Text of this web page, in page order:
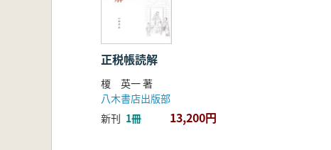
はじめに
一 伊豆国
二 但馬国
三 淡路国
四 駿河国
五 和泉監・尾張国・薩摩国・越前国
六 正月十四日斎会の開始
会計帳簿として—むすびにかえて—
正税帳読解
榎 英一 著
八木書店出版部
新刊 1冊 13,200円